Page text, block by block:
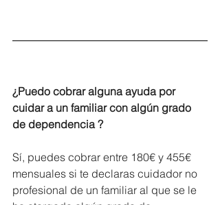
¿Puedo cobrar alguna ayuda por
cuidar a un familiar con algún grado
de dependencia ?
Sí, puedes cobrar entre 180€ y 455€
mensuales si te declaras cuidador no
profesional de un familiar al que se le